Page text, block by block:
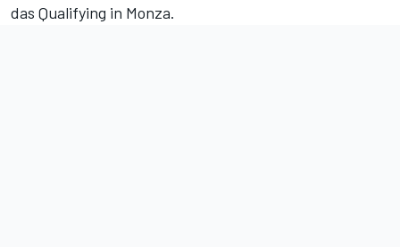
das Qualifying in Monza.